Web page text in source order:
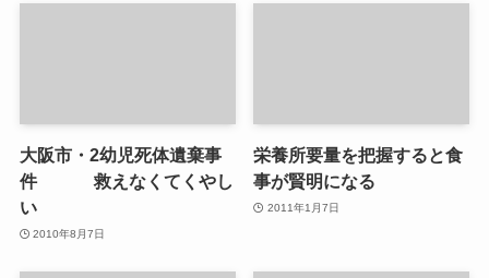
大阪市・2幼児死体遺棄事
件 救えなくてくやし
い
2010年8月7日
栄養所要量を把握すると食
事が賢明になる
2011年1月7日